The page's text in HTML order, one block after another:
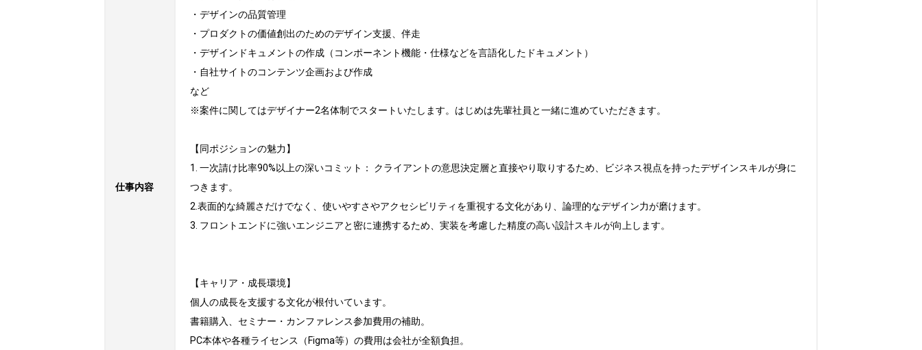
仕事内容
・デザインの品質管理
・プロダクトの価値創出のためのデザイン支援、伴走
・デザインドキュメントの作成（コンポーネント機能・仕様などを言語化したドキュメント）
・自社サイトのコンテンツ企画および作成
など
※案件に関してはデザイナー2名体制でスタートいたします。はじめは先輩社員と一緒に進めていただきます。
【同ポジションの魅力】
1. 一次請け比率90%以上の深いコミット： クライアントの意思決定層と直接やり取りするため、ビジネス視点を持ったデザインスキルが身に
つきます。
2.表面的な綺麗さだけでなく、使いやすさやアクセシビリティを重視する文化があり、論理的なデザイン力が磨けます。
3. フロントエンドに強いエンジニアと密に連携するため、実装を考慮した精度の高い設計スキルが向上します。
【キャリア・成長環境】
個人の成長を支援する文化が根付いています。
書籍購入、セミナー・カンファレンス参加費用の補助。
PC本体や各種ライセンス（Figma等）の費用は会社が全額負担。